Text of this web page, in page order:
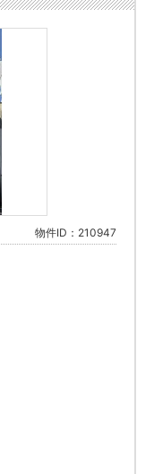
物件ID：210947